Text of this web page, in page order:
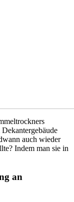
auch wieder
Indem man sie in
an